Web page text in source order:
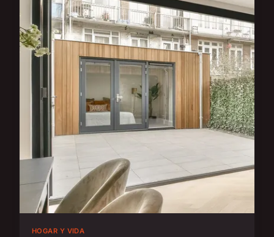
HOGAR Y VIDA